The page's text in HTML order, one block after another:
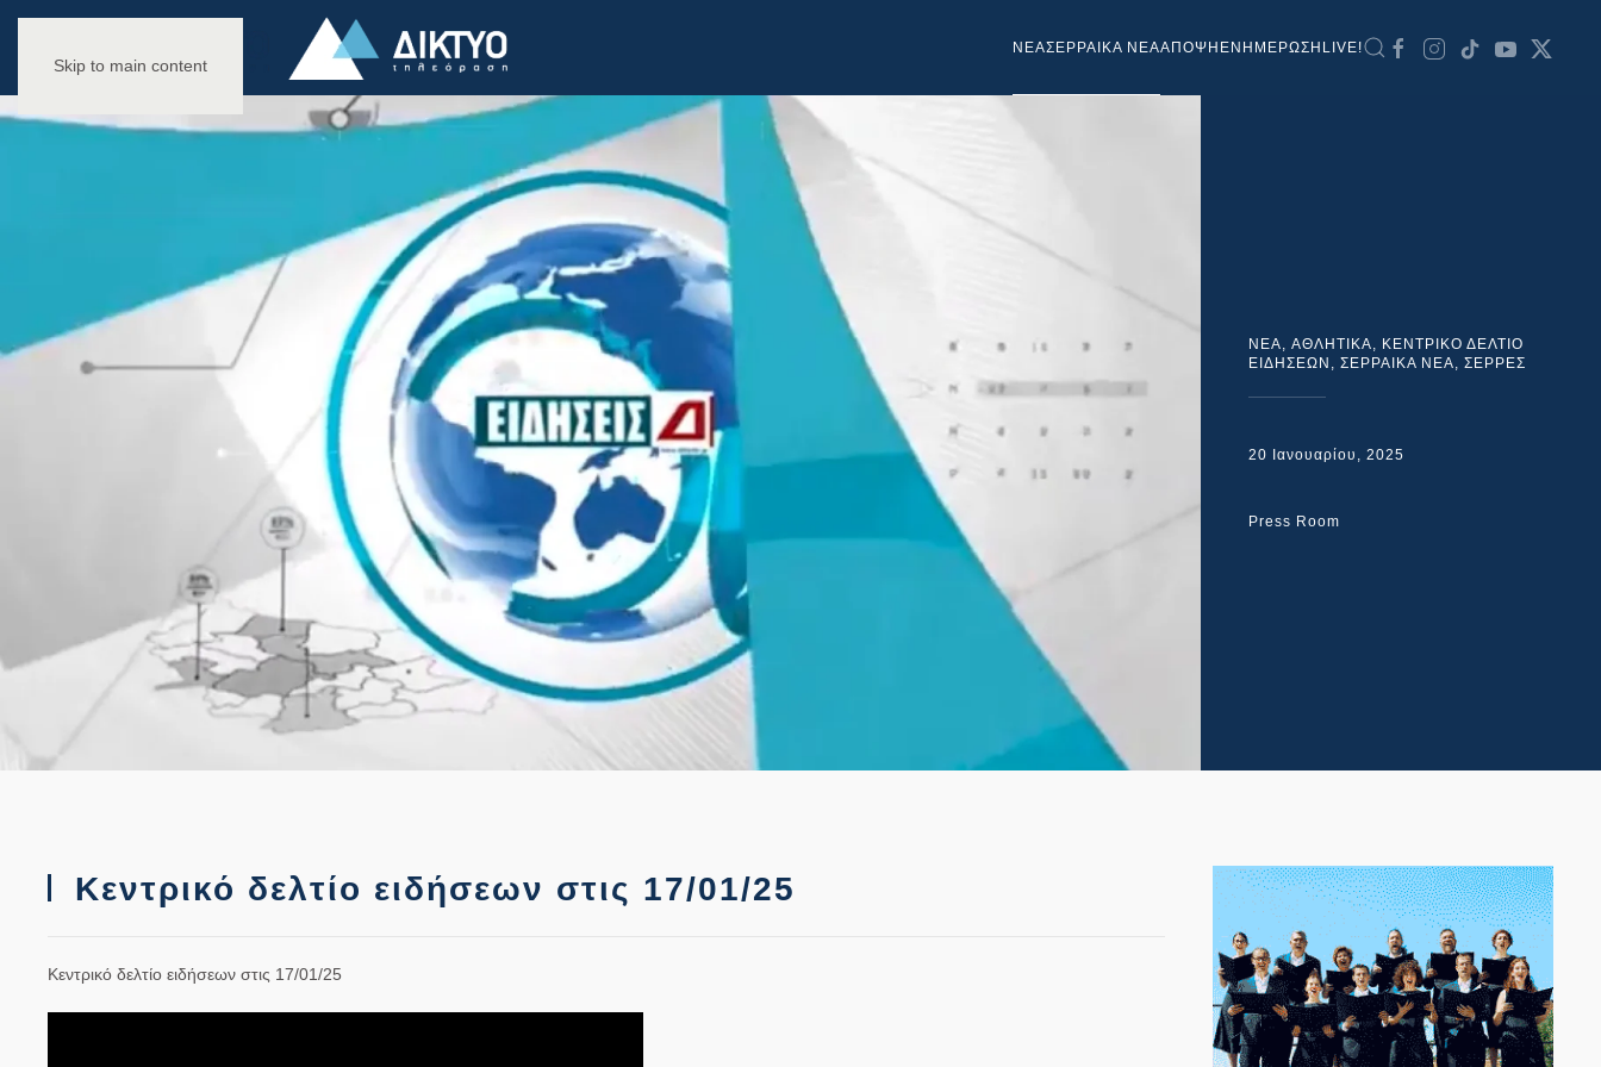
Skip to main content
NEAΣΕΡΡΑΙΚΑ ΝΕΑΑΠΟΨΗ ΕΝΗΜΕΡΩΣΗ LIVE!
NEA, ΑΘΛΗΤΙΚΑ, ΚΕΝΤΡΙΚΟ ΔΕΛΤΙΟ
ΕΙΔΗΣΕΩΝ , ΣΕΡΡΑΙΚΑ ΝΕΑ, ΣΕΡΡΕΣ
20 Ιανουαρίου, 2025
Press Room
Κεντρικό δελτίο ειδήσεων στις 17/01/25
Κεντρικό δελτίο ειδήσεων στις 17/01/25